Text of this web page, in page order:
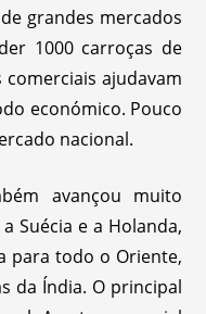
grandes mercados
1000 carroças de
comerciais ajudavam
económico. Pouco
nacional.
avançou muito
Suécia e a Holanda,
para todo o Oriente,
da Índia. O principal